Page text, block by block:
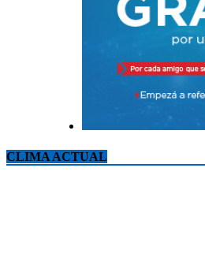
CLIMA ACTUAL